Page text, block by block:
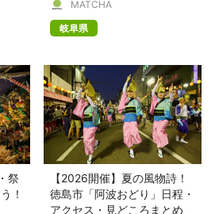
MATCHA
岐阜県
祭
！
【2026開催】夏の風物詩！
徳島市「阿波おどり」日程・
アクセス・見どころまとめ